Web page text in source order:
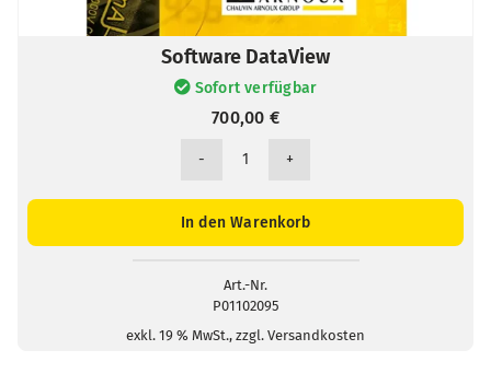
Software DataView
Sofort verfügbar
700,00 €
Software
Menge
In den Warenkorb
Art.-Nr.
P01102095
exkl. 19 % MwSt., zzgl. Versandkosten